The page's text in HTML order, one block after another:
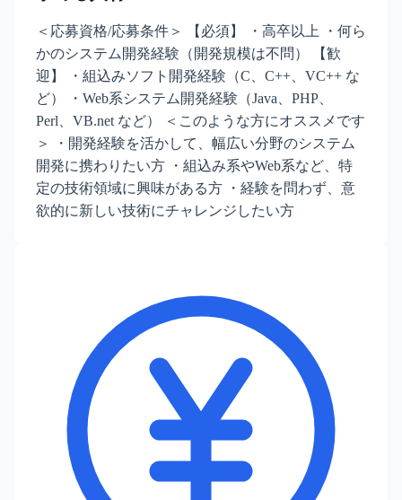
＜応募資格/応募条件＞ 【必須】 ・高卒以上 ・何ら
かのシステム開発経験（開発規模は不問） 【歓
迎】 ・組込みソフト開発経験（C、C++、VC++ な
ど） ・Web系システム開発経験（Java、PHP、
Perl、VB.net など） ＜このような方にオススメです
＞ ・開発経験を活かして、幅広い分野のシステム
開発に携わりたい方 ・組込み系やWeb系など、特
定の技術領域に興味がある方 ・経験を問わず、意
欲的に新しい技術にチャレンジしたい方